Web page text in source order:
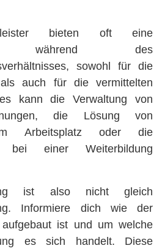
bieten oft eine
während des
sowohl für die
als auch für die vermittelten
kann die Verwaltung von
die Lösung von
Arbeitsplatz oder die
bei einer Weiterbildung
ist also nicht gleich
Informiere dich wie der
aufgebaut ist und um welche
es sich handelt. Diese